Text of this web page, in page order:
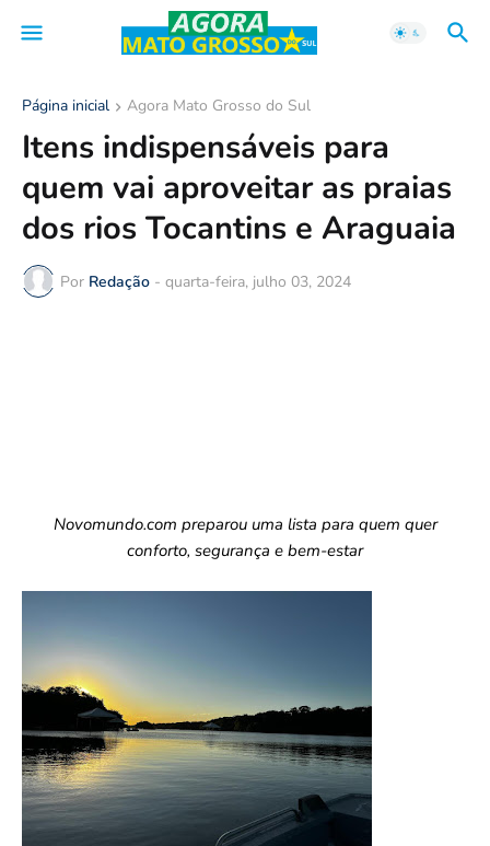
Página inicial Agora Mato Grosso do Sul
Itens indispensáveis para
quem vai aproveitar as praias
dos rios Tocantins e Araguaia
Por Redação - quarta-feira, julho 03, 2024
Novomundo.com preparou uma lista para quem quer
conforto, segurança e bem-estar